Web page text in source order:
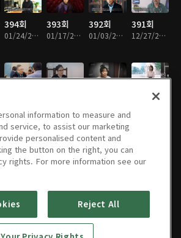
394회
01/24/2026 • 49분
393회
01/17/2026 • 48분
392회
01/03/2026 • 48분
391회
12/27/2025 • 49분
385회
382회 381회 380회 379회
information to measure and
service, to assist our marketing
personalised content and
the button on the right, you can
rights. For more information see our
Reject All